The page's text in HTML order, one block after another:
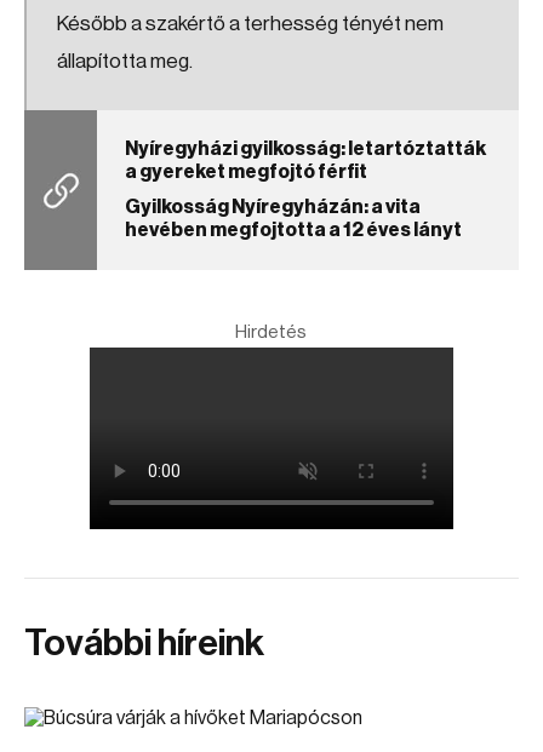
Később a szakértő a terhesség tényét nem
állapította meg.
Nyíregyházi gyilkosság: letartóztatták
a gyereket megfojtó férfit
Gyilkosság Nyíregyházán: a vita
hevében megfojtotta a 12 éves lányt
Hirdetés
További híreink